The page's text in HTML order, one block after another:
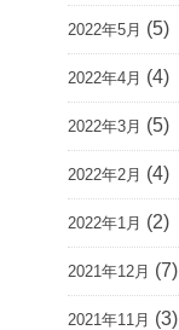
2022年5月 (5)
2022年4月 (4)
2022年3月 (5)
2022年2月 (4)
2022年1月 (2)
2021年12月 (7)
2021年11月 (3)